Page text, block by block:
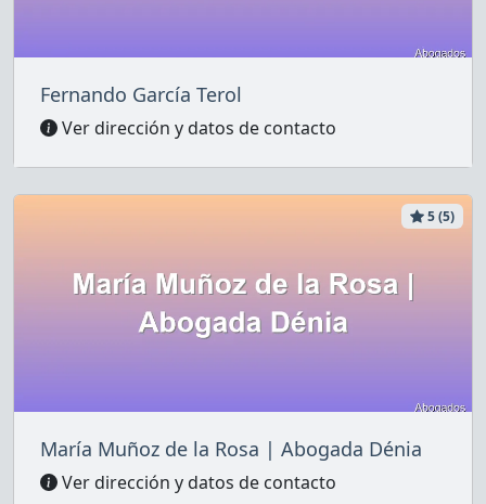
Fernando García Terol
Ver dirección y datos de contacto
5 (5)
María Muñoz de la Rosa | Abogada Dénia
Ver dirección y datos de contacto